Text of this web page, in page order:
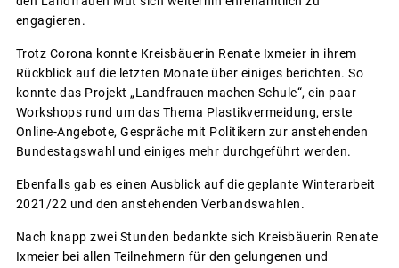
engagieren.
Trotz Corona konnte Kreisbäuerin Renate Ixmeier in ihrem
Rückblick auf die letzten Monate über einiges berichten. So
konnte das Projekt „Landfrauen machen Schule“, ein paar
Workshops rund um das Thema Plastikvermeidung, erste
Online-Angebote, Gespräche mit Politikern zur anstehenden
Bundestagswahl und einiges mehr durchgeführt werden.
Ebenfalls gab es einen Ausblick auf die geplante Winterarbeit
2021/22 und den anstehenden Verbandswahlen.
Nach knapp zwei Stunden bedankte sich Kreisbäuerin Renate
Ixmeier bei allen Teilnehmern für den gelungenen und